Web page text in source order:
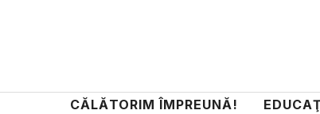
CĂLĂTORIM ÎMPREUNĂ!